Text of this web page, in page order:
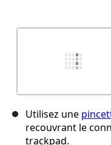
Utilisez une
recouvrant le
trackpad.